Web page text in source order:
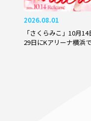
2026.08.01
「さくらみこ」10月
29日にKアリーナ横浜